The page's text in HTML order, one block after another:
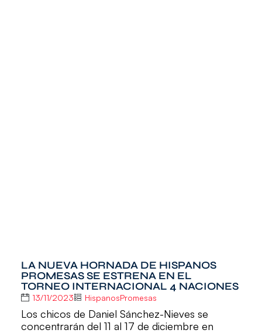
LA NUEVA HORNADA DE HISPANOS
PROMESAS SE ESTRENA EN EL
TORNEO INTERNACIONAL 4 NACIONES
13/11/2023 HispanosPromesas
Los chicos de Daniel Sánchez-Nieves se
concentrarán del 11 al 17 de diciembre en